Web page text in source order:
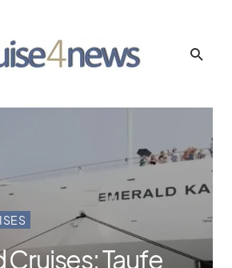
Taufe